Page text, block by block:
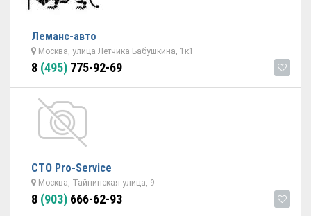
Леманс-авто
Москва, улица Летчика Бабушкина, 1к1
8 (495) 775-92-69
СТО Pro-Service
Москва, Тайнинская улица, 9
8 (903) 666-62-93